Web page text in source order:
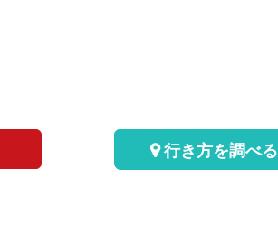
行き方を調べる